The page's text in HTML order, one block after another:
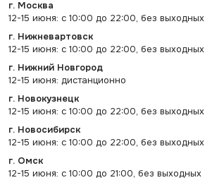
г. Москва
12-15 июня: с 10:00 до 22:00, без выходных
г. Нижневартовск
12-15 июня: с 10:00 до 22:00, без выходных
г. Нижний Новгород
12-15 июня: дистанционно
г. Новокузнецк
12-15 июня: с 10:00 до 22:00, без выходных
г. Новосибирск
12-15 июня: с 10:00 до 22:00, без выходных
г. Омск
12-15 июня: с 10:00 до 21:00, без выходных